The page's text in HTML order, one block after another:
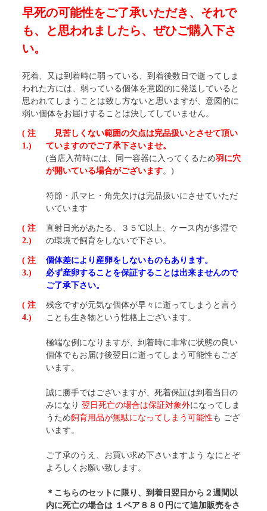
早死の可能性をご了承いただき、それで
も、と思われましたら、ぜひご購入下さ
い。
死着、又は到着時に弱っている、到着後数日で逝ってしま
われた方には、弱っている個体を意図的に発送していると
思われてしまうことは致し方ないと思いますが、意図的に
弱い個体をお届けすることは決してしていません。
( 注
1.)
見苦しくない範囲の欠点は完品扱いとさせて頂い
ていますのでご了承下さいませ。
(当店入荷時には、同一容器に入ってくるため羽に穴
が開いている場合がございます。)
符節・爪マヒ・角先欠けは完品扱いにさせていただ
いています
( 注
2.)
直射日光があたる、３５℃以上、ケース内が多湿で
の環境で飼育をしないで下さい。
( 注
3.)
個体差により産卵をしないものもあります。
必ず産卵することを保証することは出来ませんので
ご了承下さい。
( 注
4.)
残念ですが元気な個体が早々に逝ってしまうと言う
ことも生き物という性格上ございます。
極端な例になりますが、到着時に非常に状態の良い
個体でもお届け後翌日に逝ってしまう可能性もござ
います。
誠に勝手ではございますが、死着保証は到着当日の
みになり 翌日死亡の場合は保証対象外になってしま
うため飼育用品が無駄になってしまう可能性 も ござ
います。
ご了承のうえ、お買い求め下さいますよう なにとぞ
よろしくお願い致します。
＊こちらのセットに限り、到着日翌日から２週間以
内に死亡の場合は １ペア８８０円にて追加販売をさ